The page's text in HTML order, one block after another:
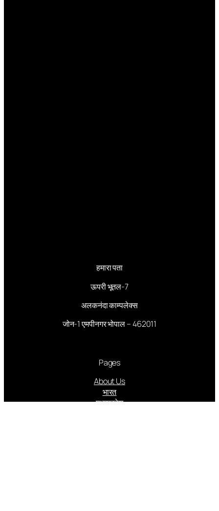
हमारा पता
ऊपरी भूतल-7
अलकनंदा काम्पलेक्स
जोन-1 एमपीनगर भोपाल – 462011
Pages
About Us
भारत
मध्यप्रदेश